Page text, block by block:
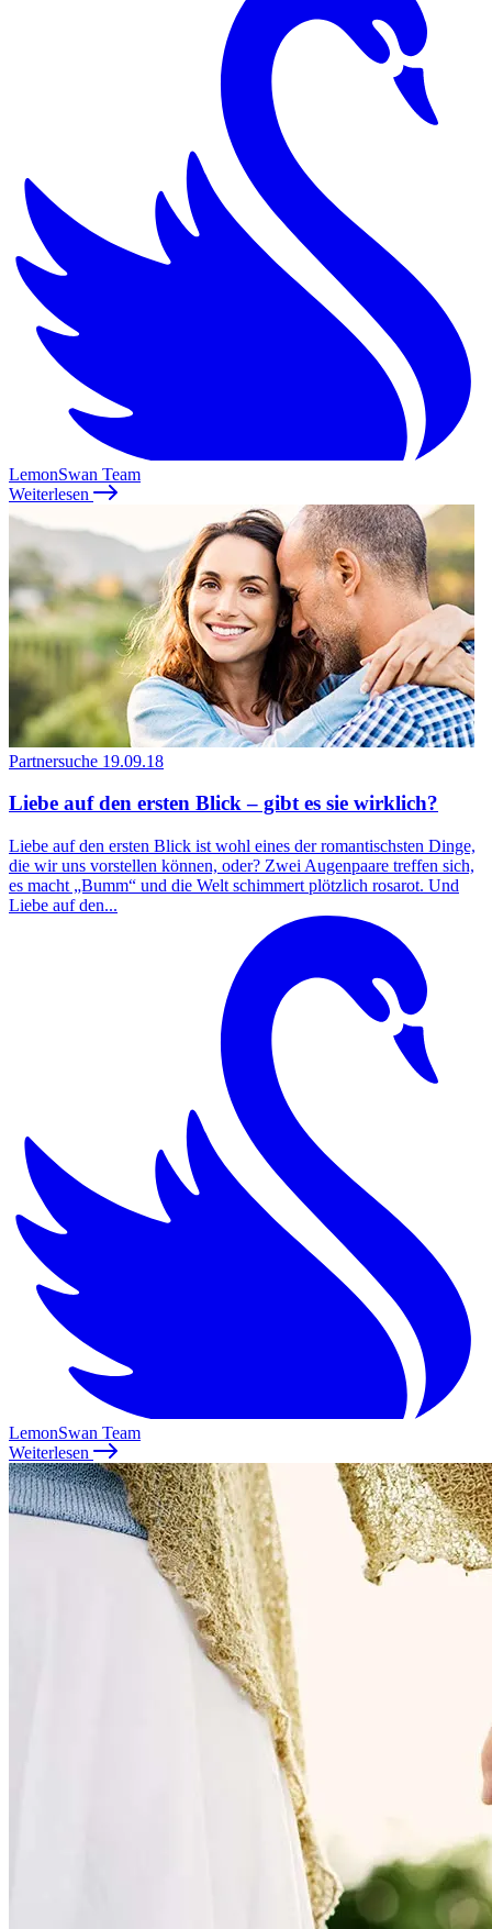
LemonSwan Team
Weiterlesen
Partnersuche 19.09.18
Liebe auf den ersten Blick – gibt es sie wirklich?
Liebe auf den ersten Blick ist wohl eines der romantischsten Dinge,
die wir uns vorstellen können, oder? Zwei Augenpaare treffen sich,
es macht „Bumm“ und die Welt schimmert plötzlich rosarot. Und
Liebe auf den...
LemonSwan Team
Weiterlesen